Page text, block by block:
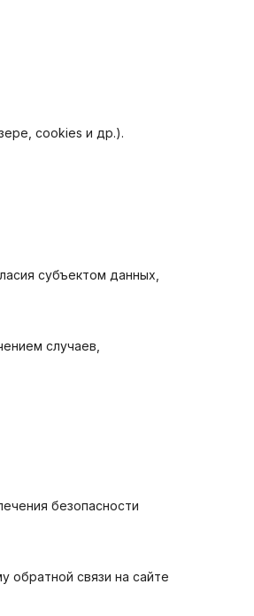
cookies и др.).
субъектом данных,
случаев,
безопасности
обратной связи на сайте